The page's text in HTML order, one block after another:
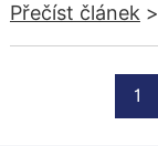
Přečíst článek >
1